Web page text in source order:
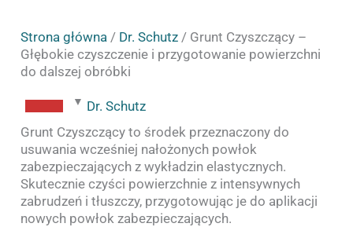
Strona główna / Dr. Schutz / Grunt Czyszczący –
Głębokie czyszczenie i przygotowanie powierzchni
do dalszej obróbki
Dr. Schutz
Grunt Czyszczący to środek przeznaczony do
usuwania wcześniej nałożonych powłok
zabezpieczających z wykładzin elastycznych.
Skutecznie czyści powierzchnie z intensywnych
zabrudzeń i tłuszczy, przygotowując je do aplikacji
nowych powłok zabezpieczających.